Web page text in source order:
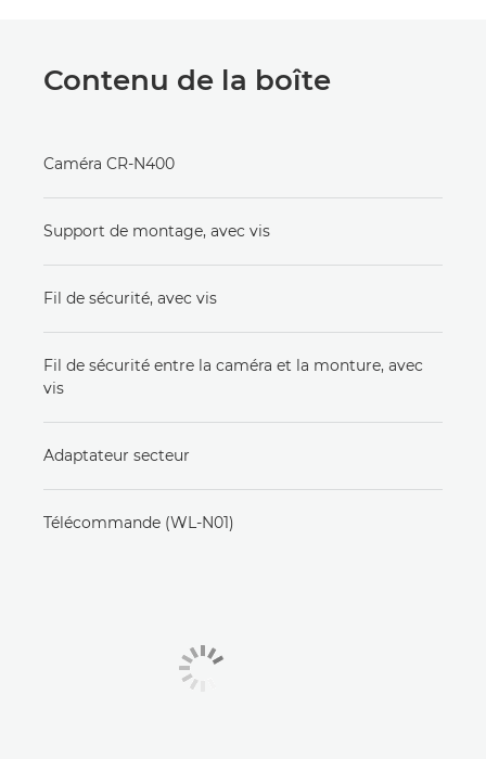
Contenu de la boîte
Caméra CR-N400
Support de montage, avec vis
Fil de sécurité, avec vis
Fil de sécurité entre la caméra et la monture, avec
vis
Adaptateur secteur
Télécommande (WL-N01)